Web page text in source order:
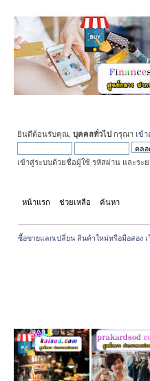
ยินดีต้อนรับคุณ, บุคคลทั่วไป กรุณา เข้
เข้าสู่ระบบด้วยชื่อผู้ใช้ รหัสผ่าน และระ
หน้าแรก ช่วยเหลือ ค้นหา
ซื้อขายแลกเปลี่ยน สินค้าใหม่หรือมือสอง